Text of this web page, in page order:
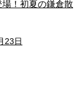
！初夏の鎌倉散
23日